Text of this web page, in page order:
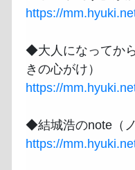
https://
◆大人になってか
https://
https://